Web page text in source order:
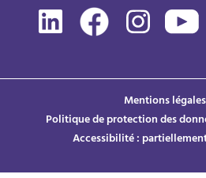
Mentions légales
Politique de protection des
Accessibilité :